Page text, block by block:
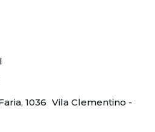
1036 Vila Clementino -